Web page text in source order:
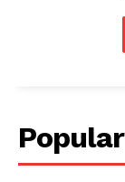
Popular